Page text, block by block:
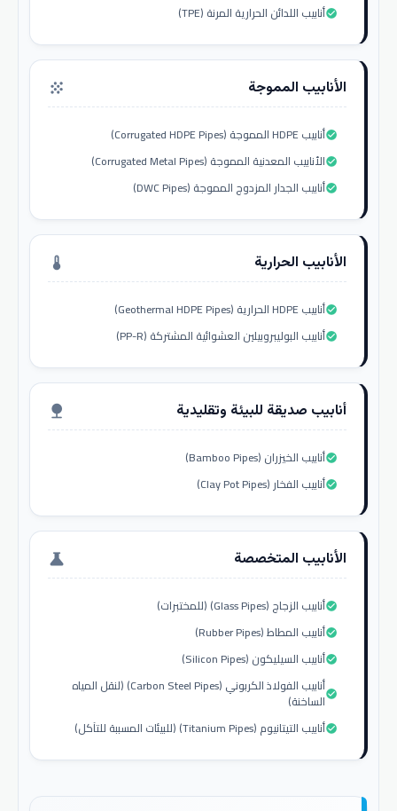
أنابيب اللدائن الحرارية المرنة (TPE)check_circle
الأنابيب المموجة grain
أنابيب HDPE المموجة (Corrugated HDPE Pipes)check_circle
الأنابيب المعدنية المموجة (Corrugated Metal Pipes)check_circle
أنابيب الجدار المزدوج المموجة (DWC Pipes)check_circle
الأنابيب الحرارية thermostat
أنابيب HDPE الحرارية (Geothermal HDPE Pipes)check_circle
أنابيب البوليبروبيلين العشوائية المشتركة (PP-R)check_circle
أنابيب صديقة للبيئة وتقليدية nature
أنابيب الخيزران (Bamboo Pipes)check_circle
أنابيب الفخار (Clay Pot Pipes)check_circle
الأنابيب المتخصصة science
أنابيب الزجاج (Glass Pipes) (للمختبرات)check_circle
أنابيب المطاط (Rubber Pipes)check_circle
أنابيب السيليكون (Silicon Pipes)check_circle
أنابيب الفولاذ الكربوني (Carbon Steel Pipes) (لنقل المياه
الساخنة)check_circle
أنابيب التيتانيوم (Titanium Pipes) (للبيئات المسببة للتآكل)check_circle